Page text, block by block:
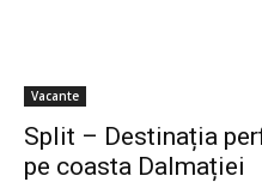
Vacante
Split – Destinația
pe coasta Dalmației